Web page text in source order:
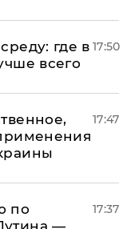
где в
всего
17:50
17:47
по
17:37